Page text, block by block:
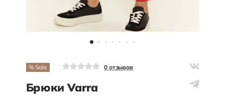
% Sale 0 отзывов
Брюки Varra